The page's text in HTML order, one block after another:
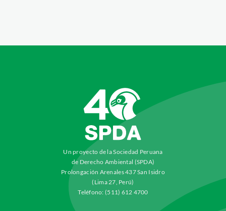
Un proyecto de la Sociedad Peruana
de Derecho Ambiental (SPDA)
Prolongación Arenales 437 San Isidro
(Lima 27, Perú)
Teléfono: (511) 612 4700